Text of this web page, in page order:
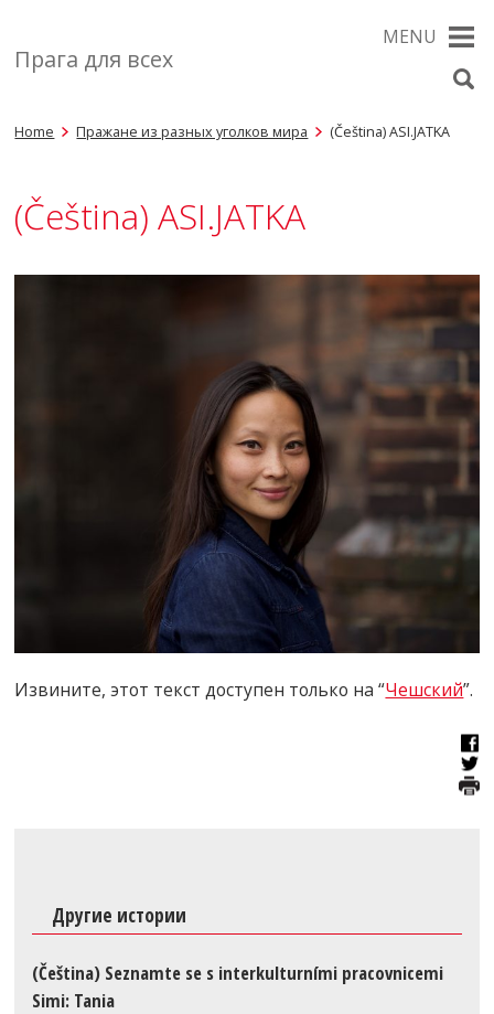
Прага для всех
MENU
Home Пражане из разных уголков мира (Čeština) ASI.JATKA
(Čeština) ASI.JATKA
Извините, этот текст доступен только на “Чешский”.
Другие истории
(Čeština) Seznamte se s interkulturními pracovnicemi
Simi: Tania